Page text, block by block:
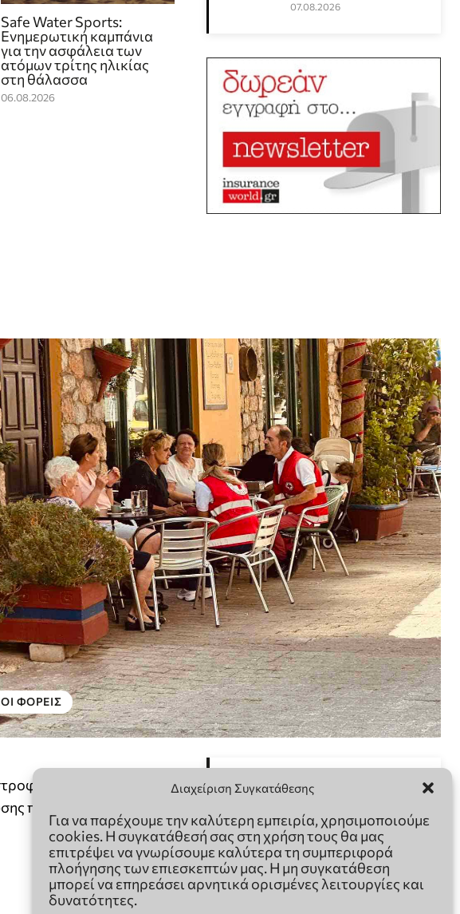
Διαχείριση Συγκατάθεσης
Για να παρέχουμε την καλύτερη εμπειρία, χρησιμοποιούμε
cookies. Η συγκατάθεσή σας στη χρήση τους θα μας
επιτρέψει να γνωρίσουμε καλύτερα τη συμπεριφορά
πλοήγησης των επιεσκεπτών μας. Η μη συγκατάθεση
μπορεί να επηρεάσει αρνητικά ορισμένες λειτουργίες και
δυνατότητες.
Safe Water Sports:
Eνημερωτική καμπάνια
για την ασφάλεια των
ατόμων τρίτης ηλικίας
στη θάλασσα
06.08.2026
07.08.2026